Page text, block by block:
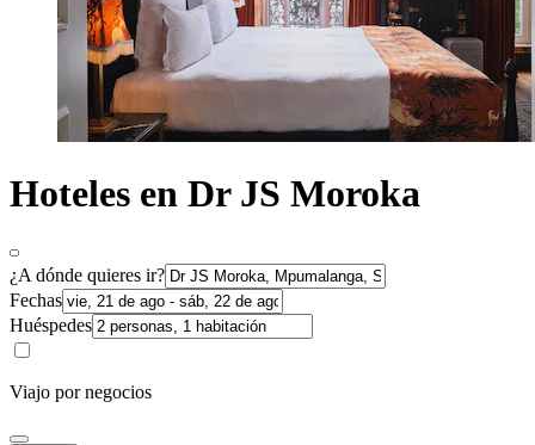
Hoteles en Dr JS Moroka
¿A dónde quieres ir?
Fechas
Huéspedes
Viajo por negocios